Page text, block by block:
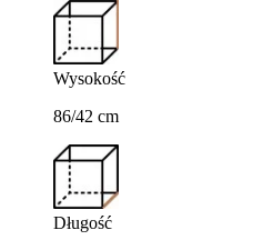
Wysokość
86/42 cm
Długość